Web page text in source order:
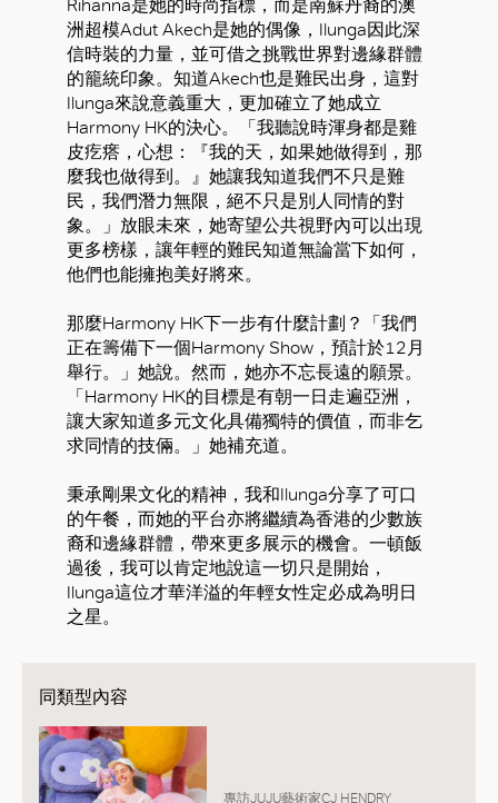
Rihanna是她的時尚指標，而是南蘇丹裔的澳
洲超模Adut Akech是她的偶像，Ilunga因此深
信時裝的力量，並可借之挑戰世界對邊緣群體
的籠統印象。知道Akech也是難民出身，這對
Ilunga來說意義重大，更加確立了她成立
Harmony HK的決心。「我聽說時渾身都是雞
皮疙瘩，心想：『我的天，如果她做得到，那
麼我也做得到。』她讓我知道我們不只是難
民，我們潛力無限，絕不只是別人同情的對
象。」放眼未來，她寄望公共視野內可以出現
更多榜樣，讓年輕的難民知道無論當下如何，
他們也能擁抱美好將來。
那麼Harmony HK下一步有什麼計劃？「我們
正在籌備下一個Harmony Show，預計於12月
舉行。」她說。然而，她亦不忘長遠的願景。
「Harmony HK的目標是有朝一日走遍亞洲，
讓大家知道多元文化具備獨特的價值，而非乞
求同情的技倆。」她補充道。
秉承剛果文化的精神，我和Ilunga分享了可口
的午餐，而她的平台亦將繼續為香港的少數族
裔和邊緣群體，帶來更多展示的機會。一頓飯
過後，我可以肯定地說這一切只是開始，
Ilunga這位才華洋溢的年輕女性定必成為明日
之星。
同類型內容
專訪JUJU藝術家CJ HENDRY